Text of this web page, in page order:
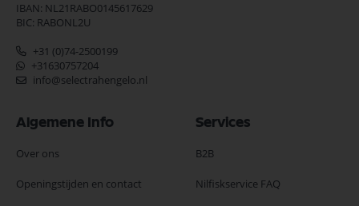
IBAN: NL21RABO0145617629
BIC: RABONL2U
+31 (0)74-2500199
+31630757204
info@selectrahengelo.nl
Algemene Info
Over ons
Openingstijden en contact
Services
B2B
Nilfiskservice FAQ